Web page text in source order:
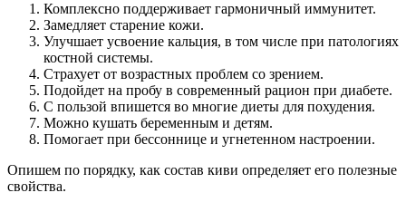
Комплексно поддерживает гармоничный иммунитет.
Замедляет старение кожи.
Улучшает усвоение кальция, в том числе при патологиях
костной системы.
Страхует от возрастных проблем со зрением.
Подойдет на пробу в современный рацион при диабете.
С пользой впишется во многие диеты для похудения.
Можно кушать беременным и детям.
Помогает при бессоннице и угнетенном настроении.
Опишем по порядку, как состав киви определяет его полезные
свойства.